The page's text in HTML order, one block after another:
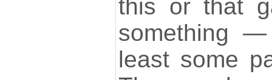
this or that
something
least some